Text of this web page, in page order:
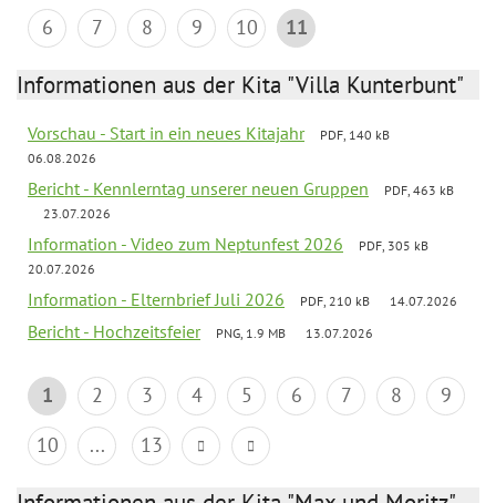
6
7 8 9 10 11
Informationen aus der Kita "Villa Kunterbunt"
Vorschau - Start in ein neues Kitajahr
PDF, 140 kB
06.08.2026
Bericht - Kennlerntag unserer neuen Gruppen
PDF, 463 kB
23.07.2026
Information - Video zum Neptunfest 2026
PDF, 305 kB
20.07.2026
Information - Elternbrief Juli 2026 PDF, 210 kB 14.07.2026
Bericht - Hochzeitsfeier PNG, 1.9 MB 13.07.2026
1 2 3 4 5 6 7 8
9
10
... 13